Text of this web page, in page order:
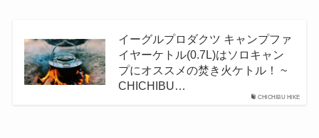
CHICHIBU HIKE
イーグルプロダクツ キャンプファ
イヤーケトル(0.7L)はソロキャン
プにオススメの焚き火ケトル！ ~
CHICHIBU…